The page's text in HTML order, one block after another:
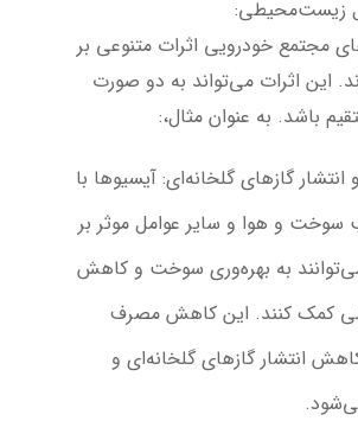
زیست‌محیطی:
مجتمع خودرویی اثرات متنوعی بر
این اثرات می‌تواند به دو صورت
باشد. به عنوان مثال،:
گازهای گلخانه‌ای: آیسیوها با
سوخت و هوا و سایر عوامل موثر بر
به بهره‌وری سوخت و کاهش
کمک کنند. این کاهش مصرف
انتشار گازهای گلخانه‌ای و